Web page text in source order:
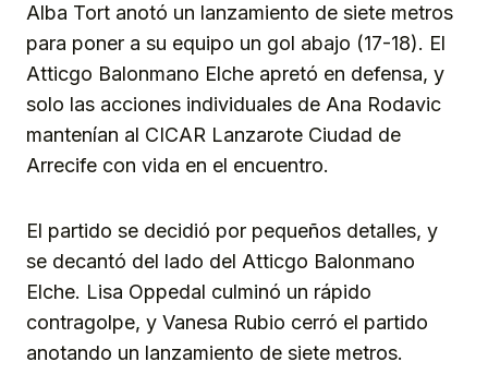
Alba Tort anotó un lanzamiento de siete metros
para poner a su equipo un gol abajo (17-18). El
Atticgo Balonmano Elche apretó en defensa, y
solo las acciones individuales de Ana Rodavic
mantenían al CICAR Lanzarote Ciudad de
Arrecife con vida en el encuentro.
El partido se decidió por pequeños detalles, y
se decantó del lado del Atticgo Balonmano
Elche. Lisa Oppedal culminó un rápido
contragolpe, y Vanesa Rubio cerró el partido
anotando un lanzamiento de siete metros.